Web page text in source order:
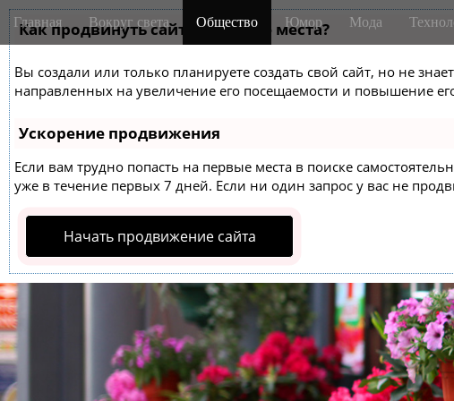
Как продвинуть сайт на первые места?
Вы создали или только планируете создать свой сайт, но не
направленных на увеличение его посещаемости и повышение
Ускорение продвижения
Если вам трудно попасть на первые места в поиске
уже в течение первых 7 дней. Если ни один запрос у вас не
Начать продвижение сайта
M
a
n
m
e
n
u
i
Главная Вокруг света Общество Юмор Мода